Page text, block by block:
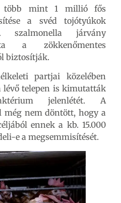
több mint 1 millió fős
a svéd tojótyúkok
járvány
a zökkenőmentes
biztosítják.
partjai közelében
lévő telepen is kimutatták
jelenlétét. A
még nem döntött, hogy a
ennek a kb. 15.000
e a megsemmisítését.